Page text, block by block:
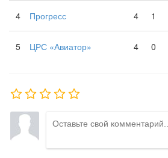
4 Прогресс 4 1
5 ЦРС «Авиатор» 4 0